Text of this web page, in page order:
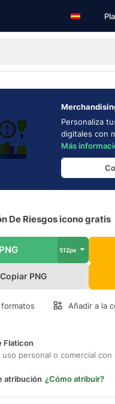
Personaliza
digitales con
Más
De Riesgos icono gratis
PNG 512px
Copiar PNG
formatos Añadir a la
Flaticon
uso personal o comercial con
atribución ¿Cómo atribuir?